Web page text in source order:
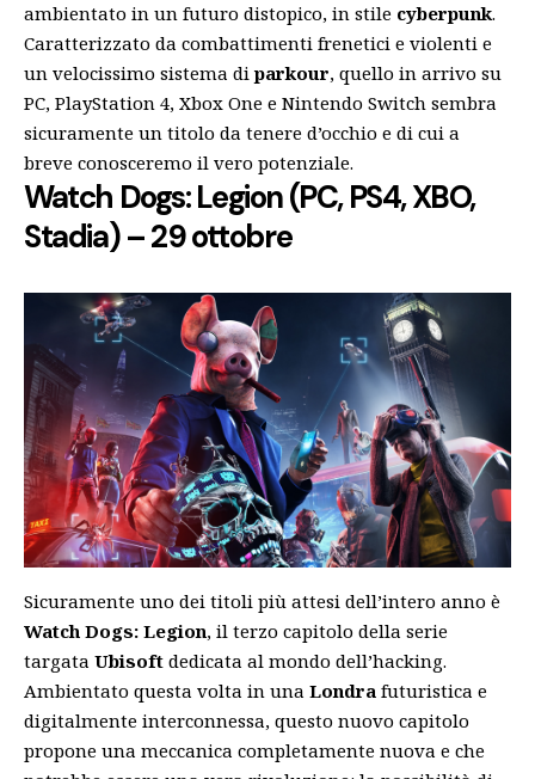
ambientato in un futuro distopico, in stile cyberpunk.
Caratterizzato da combattimenti frenetici e violenti e
un velocissimo sistema diparkour, quello in arrivo su
PC, PlayStation 4, Xbox One e Nintendo Switch sembra
sicuramente un titolo da tenere d’occhio e di cui a
breve conosceremo il vero potenziale.
Watch Dogs: Legion (PC, PS4, XBO,
Stadia) – 29 ottobre
Sicuramente uno dei titoli più attesi dell’intero anno è
Watch Dogs: Legion, il terzo capitolo della serie
targata Ubisoft dedicata al mondo dell’hacking.
Ambientato questa volta in una Londra futuristica e
digitalmente interconnessa, questo nuovo capitolo
propone una meccanica completamente nuova e che